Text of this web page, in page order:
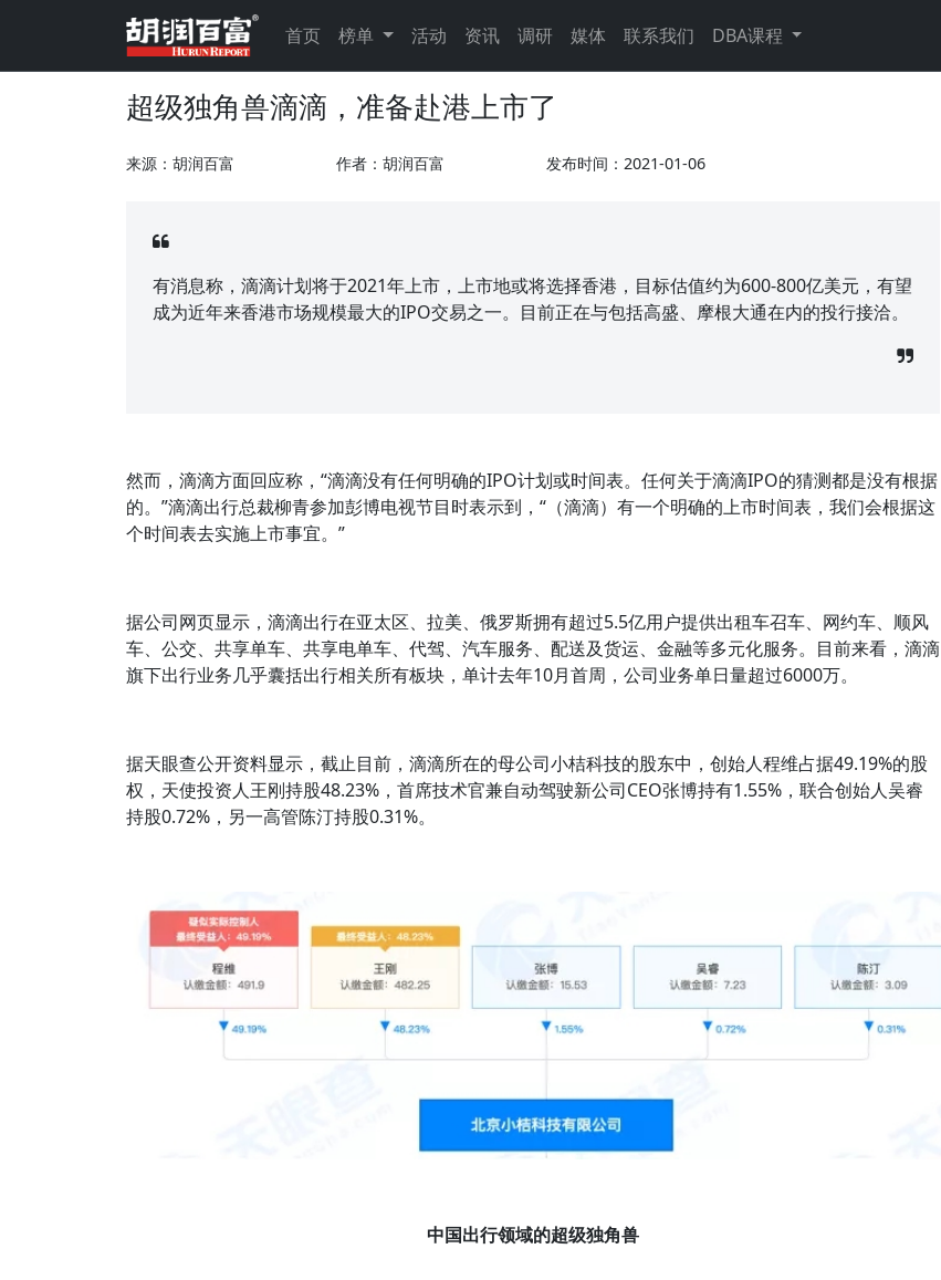
首页 榜单 活动 资讯 调研 媒体 联系我们 DBA课程
超级独角兽滴滴，准备赴港上市了
来源：胡润百富 作者：胡润百富 发布时间：2021-01-06
有消息称，滴滴计划将于2021年上市，上市地或将选择香港，目标估值约为600-800亿美元，有望
成为近年来香港市场规模最大的IPO交易之一。目前正在与包括高盛、摩根大通在内的投行接洽。
然而，滴滴方面回应称，“滴滴没有任何明确的IPO计划或时间表。任何关于滴滴IPO的猜测都是没有根据
的。”滴滴出行总裁柳青参加彭博电视节目时表示到，“（滴滴）有一个明确的上市时间表，我们会根据这
个时间表去实施上市事宜。”
据公司网页显示，滴滴出行在亚太区、拉美、俄罗斯拥有超过5.5亿用户提供出租车召车、网约车、顺风
车、公交、共享单车、共享电单车、代驾、汽车服务、配送及货运、金融等多元化服务。目前来看，滴滴
旗下出行业务几乎囊括出行相关所有板块，单计去年10月首周，公司业务单日量超过6000万。
据天眼查公开资料显示，截止目前，滴滴所在的母公司小桔科技的股东中，创始人程维占据49.19%的股
权，天使投资人王刚持股48.23%，首席技术官兼自动驾驶新公司CEO张博持有1.55%，联合创始人吴睿
持股0.72%，另一高管陈汀持股0.31%。
中国出行领域的超级独角兽